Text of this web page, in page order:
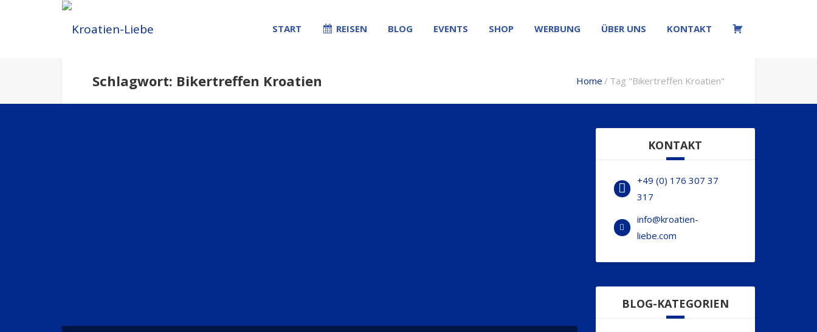
START REISEN BLOG EVENTS SHOP WERBUNG ÜBER UNS KONTAKT
Schlagwort: Bikertreffen Kroatien Home Tag "Bikertreffen Kroatien"
KONTAKT
+49 (0) 176 307 37
317
info@kroatien-
liebe.com
BLOG-KATEGORIEN